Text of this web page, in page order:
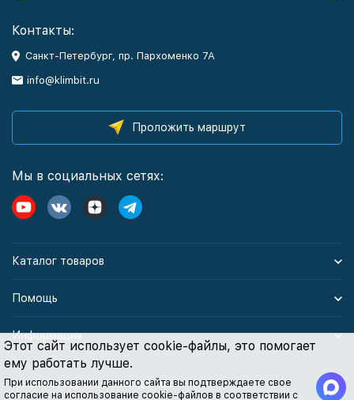
Этот сайт использует cookie-файлы, это помогает
ему работать лучше.
При использовании данного сайта вы подтверждаете свое
согласие на использование cookie-файлов в соответствии с
Контакты:
Санкт-Петербург, пр. Пархоменко 7А
info@klimbit.ru
Проложить маршрут
Мы в социальных сетях:
Каталог товаров
Помощь
Информация
Политика персональных данных